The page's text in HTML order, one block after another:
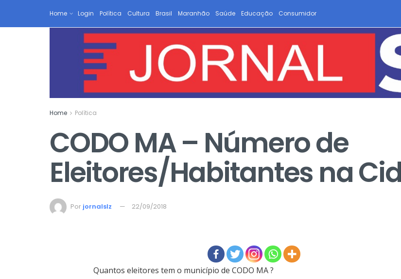
Home Login Política Cultura Brasil Maranhão Saúde Educação Consumidor
Home Política
CODO MA – Número de
Eleitores/Habitantes na
Por jornalslz 22/09/2018
Quantos eleitores tem o município de CODO MA ?